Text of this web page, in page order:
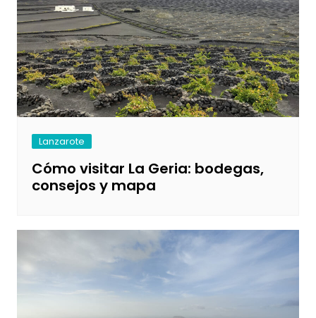
Lanzarote
Cómo visitar La Geria: bodegas,
consejos y mapa